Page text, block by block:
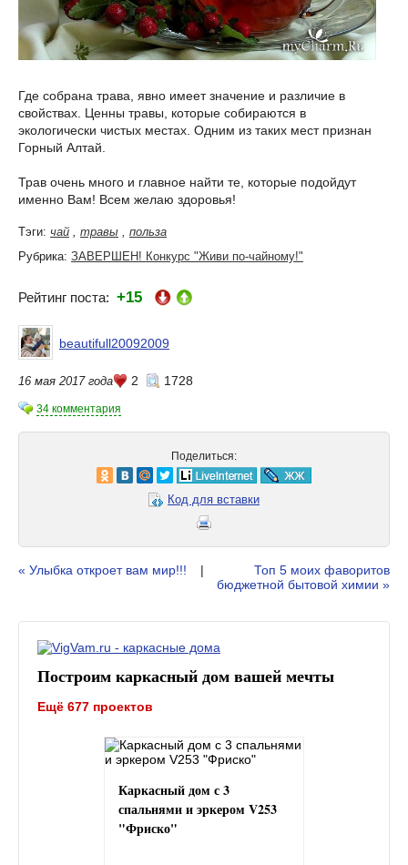
Где собрана трава, явно имеет значение и различие в
свойствах. Ценны травы, которые собираются в
экологически чистых местах. Одним из таких мест признан
Горный Алтай.
Трав очень много и главное найти те, которые подойдут
именно Вам! Всем желаю здоровья!
Тэги: чай травы
польза
Рубрика: ЗАВЕРШЕН! Конкурс "Живи по-чайному!"
Рейтинг поста: +15
beautifull20092009
16 мая 2017 года 2 1728
34 комментария
Поделиться:
Код для вставки
« Улыбка откроет вам мир!!! |
Топ 5 моих фаворитов
бюджетной бытовой химии »
Построим каркасный дом вашей мечты
Ещё 677 проектов
Каркасный дом с 3
спальнями и эркером V253
"Фриско"